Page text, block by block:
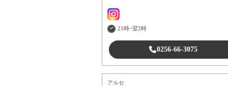
21時~翌2時
0256-66-3075
アルセ